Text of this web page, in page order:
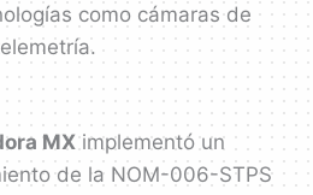
como cámaras de
MX implementó un
de la NOM-006-STPS